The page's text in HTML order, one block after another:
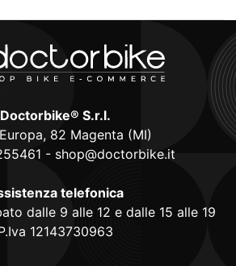
Doctorbike® S.r.l.
82 Magenta (MI)
- shop@doctorbike.it
telefonica
dalle 9 alle 12 e dalle 15 alle 19
12143730963